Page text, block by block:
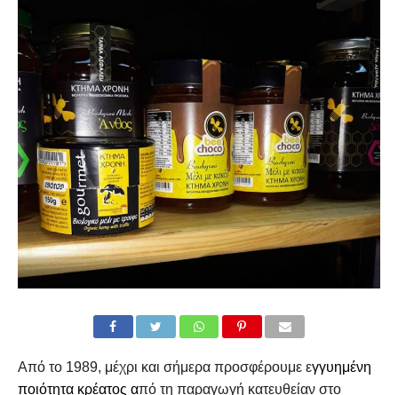
Από το 1989, μέχρι και σήμερα προσφέρουμε εγγυημένη
ποιότητα κρέατος από τη παραγωγή κατευθείαν στο